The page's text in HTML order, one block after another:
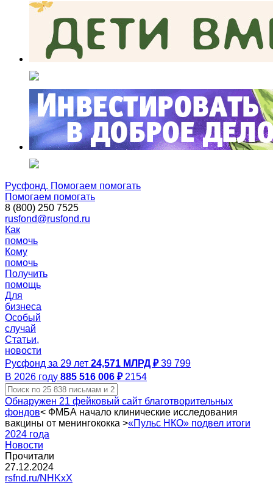
Русфонд. Помогаем помогать
Помогаем помогать
8 (800) 250 7525
rusfond@rusfond.ru
Как
помочь
Кому
помочь
Получить
помощь
Для
бизнеса
Особый
случай
Статьи,
новости
Русфонд за 29 лет 24,571 МЛРД ₽ 39 799
В 2026 году 885 516 006 ₽ 2154
Обнаружен 21 фейковый сайт благотворительных
фондов< ФМБА начало клинические исследования
вакцины от менингококка >«Пульс НКО» подвел итоги
2024 года
Новости
Прочитали
27.12.2024
rsfnd.ru/NHKxX